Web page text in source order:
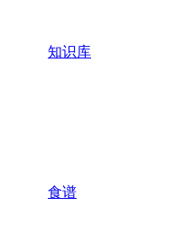
知识库
食谱